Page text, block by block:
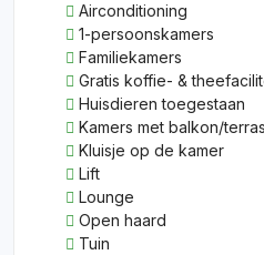
Airconditioning
1-persoonskamers
Familiekamers
Gratis koffie- &
Huisdieren toegestaan
Kamers met balkon/terras
Kluisje op de kamer
Lift
Lounge
Open haard
Tuin